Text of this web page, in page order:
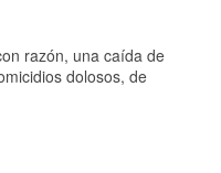
razón, una caída de
dolosos, de